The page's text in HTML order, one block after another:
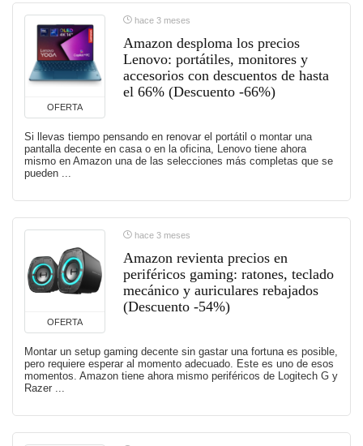
OFERTA
hace 3 meses
Amazon desploma los precios
Lenovo: portátiles, monitores y
accesorios con descuentos de hasta
el 66% (Descuento -66%)
Si llevas tiempo pensando en renovar el portátil o montar una
pantalla decente en casa o en la oficina, Lenovo tiene ahora
mismo en Amazon una de las selecciones más completas que se
pueden ...
OFERTA
hace 3 meses
Amazon revienta precios en
periféricos gaming: ratones, teclado
mecánico y auriculares rebajados
(Descuento -54%)
Montar un setup gaming decente sin gastar una fortuna es posible,
pero requiere esperar al momento adecuado. Este es uno de esos
momentos. Amazon tiene ahora mismo periféricos de Logitech G y
Razer ...